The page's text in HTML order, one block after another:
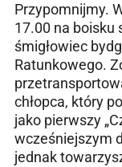
Przypomnijmy.
17.00 na boisku
śmigłowiec
Ratunkowego.
chłopca, który
jako pierwszy
wcześniejszym
jednak